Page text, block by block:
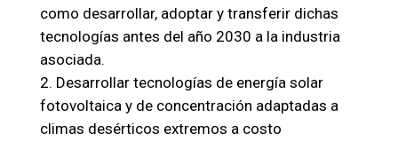
como desarrollar, adoptar y transferir dichas
tecnologías antes del año 2030 a la industria
asociada.
Desarrollar tecnologías de energía solar
fotovoltaica y de concentración adaptadas a
climas desérticos extremos a costo